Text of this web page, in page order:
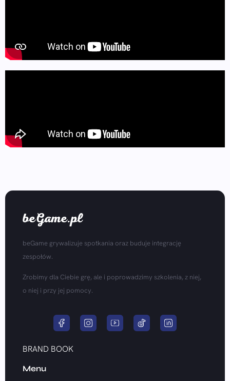
beGame.pl
beGame grywalizuje spotkania oraz buduje integrację
zespołów.
Zrobimy dla Ciebie grę, ale i poprowadzimy szkolenia, z niej,
o niej i przy jej pomocy.
BRAND BOOK
Menu